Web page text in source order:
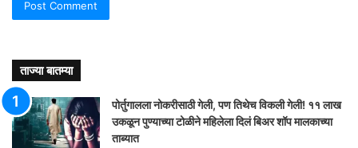
ताज्या बातम्या
पोर्तुगालला नोकरीसाठी गेली, पण तिथेच विकली गेली! ११ लाख
उकळून पुण्याच्या टोळीने महिलेला दिलं बिअर शॉप मालकाच्या
ताब्यात